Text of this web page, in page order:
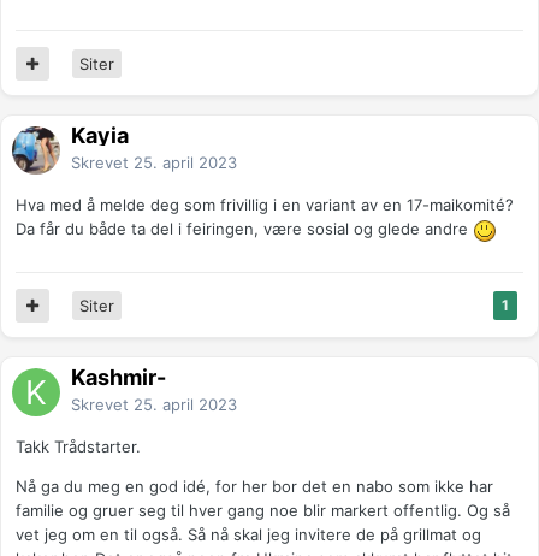
Siter
Kayia
Skrevet 25. april 2023
Hva med å melde deg som frivillig i en variant av en 17-maikomité?
Da får du både ta del i feiringen, være sosial og glede andre
1
Siter
Kashmir-
Skrevet 25. april 2023
Takk Trådstarter.
Nå ga du meg en god idé, for her bor det en nabo som ikke har
familie og gruer seg til hver gang noe blir markert offentlig. Og så
vet jeg om en til også. Så nå skal jeg invitere de på grillmat og